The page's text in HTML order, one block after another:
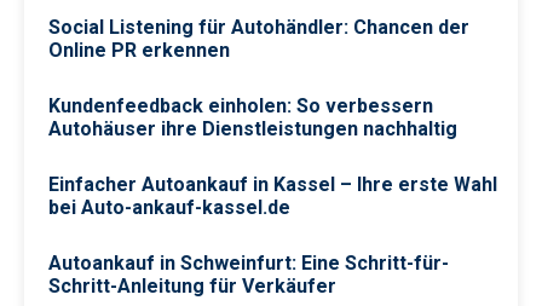
Social Listening für Autohändler: Chancen der
Online PR erkennen
Kundenfeedback einholen: So verbessern
Autohäuser ihre Dienstleistungen nachhaltig
Einfacher Autoankauf in Kassel – Ihre erste Wahl
bei Auto-ankauf-kassel.de
Autoankauf in Schweinfurt: Eine Schritt-für-
Schritt-Anleitung für Verkäufer